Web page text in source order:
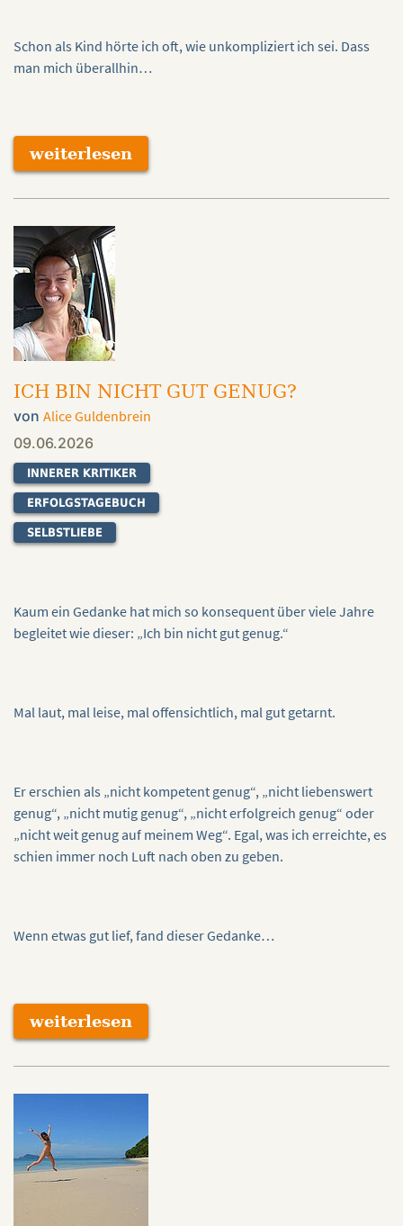
Schon als Kind hörte ich oft, wie unkompliziert ich sei. Dass
man mich überallhin…
weiterlesen
ICH BIN NICHT GUT GENUG?
von Alice Guldenbrein
09.06.2026
INNERER KRITIKER
ERFOLGSTAGEBUCH
SELBSTLIEBE
Kaum ein Gedanke hat mich so konsequent über viele Jahre
begleitet wie dieser: „Ich bin nicht gut genug.“
Mal laut, mal leise, mal offensichtlich, mal gut getarnt.
Er erschien als „nicht kompetent genug“, „nicht liebenswert
genug“, „nicht mutig genug“, „nicht erfolgreich genug“ oder
„nicht weit genug auf meinem Weg“. Egal, was ich erreichte, es
schien immer noch Luft nach oben zu geben.
Wenn etwas gut lief, fand dieser Gedanke…
weiterlesen